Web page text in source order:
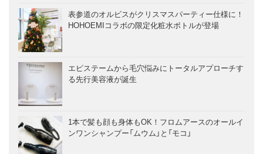
表参道のオルビスがクリスマスパーティー仕様に！
HOHOEMIコラボの限定化粧水ボトルが登場
エピステームから毛穴悩みにトータルアプローチす
る先行美容液が誕生
1本で髪も顔も身体もOK！フロムアースのオールイ
ンワンシャンプー「ムウム」と「モコ」